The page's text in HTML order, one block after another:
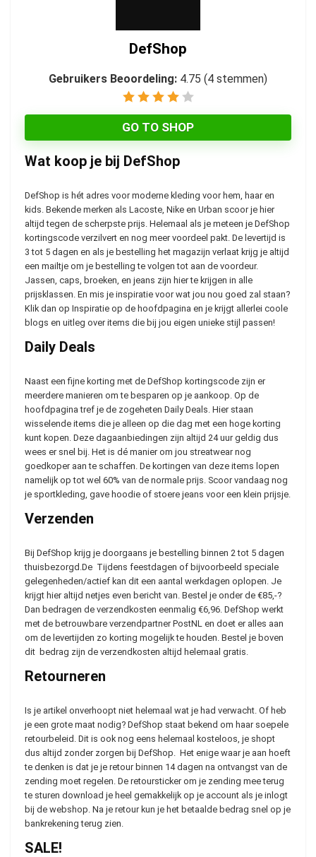
DefShop
Gebruikers Beoordeling: 4.75 (4 stemmen)
GO TO SHOP
Wat koop je bij DefShop
DefShop is hét adres voor moderne kleding voor hem, haar en
kids. Bekende merken als Lacoste, Nike en Urban scoor je hier
altijd tegen de scherpste prijs. Helemaal als je meteen je DefShop
kortingscode verzilvert en nog meer voordeel pakt. De levertijd is
3 tot 5 dagen en als je bestelling het magazijn verlaat krijg je altijd
een mailtje om je bestelling te volgen tot aan de voordeur.
Jassen, caps, broeken, en jeans zijn hier te krijgen in alle
prijsklassen. En mis je inspiratie voor wat jou nou goed zal staan?
Klik dan op Inspiratie op de hoofdpagina en je krijgt allerlei coole
blogs en uitleg over items die bij jou eigen unieke stijl passen!
Daily Deals
Naast een fijne korting met de DefShop kortingscode zijn er
meerdere manieren om te besparen op je aankoop. Op de
hoofdpagina tref je de zogeheten Daily Deals. Hier staan
wisselende items die je alleen op die dag met een hoge korting
kunt kopen. Deze dagaanbiedingen zijn altijd 24 uur geldig dus
wees er snel bij. Het is dé manier om jou streatwear nog
goedkoper aan te schaffen. De kortingen van deze items lopen
namelijk op tot wel 60% van de normale prijs. Scoor vandaag nog
je sportkleding, gave hoodie of stoere jeans voor een klein prijsje.
Verzenden
Bij DefShop krijg je doorgaans je bestelling binnen 2 tot 5 dagen
thuisbezorgd.De Tijdens feestdagen of bijvoorbeeld speciale
gelegenheden/actief kan dit een aantal werkdagen oplopen. Je
krijgt hier altijd netjes even bericht van. Bestel je onder de €85,-?
Dan bedragen de verzendkosten eenmalig €6,96. DefShop werkt
met de betrouwbare verzendpartner PostNL en doet er alles aan
om de levertijden zo korting mogelijk te houden. Bestel je boven
dit bedrag zijn de verzendkosten altijd helemaal gratis.
Retourneren
Is je artikel onverhoopt niet helemaal wat je had verwacht. Of heb
je een grote maat nodig? DefShop staat bekend om haar soepele
retourbeleid. Dit is ook nog eens helemaal kosteloos, je shopt
dus altijd zonder zorgen bij DefShop. Het enige waar je aan hoeft
te denken is dat je je retour binnen 14 dagen na ontvangst van de
zending moet regelen. De retoursticker om je zending mee terug
te sturen download je heel gemakkelijk op je account als je inlogt
bij de webshop. Na je retour kun je het betaalde bedrag snel op je
bankrekening terug zien.
SALE!